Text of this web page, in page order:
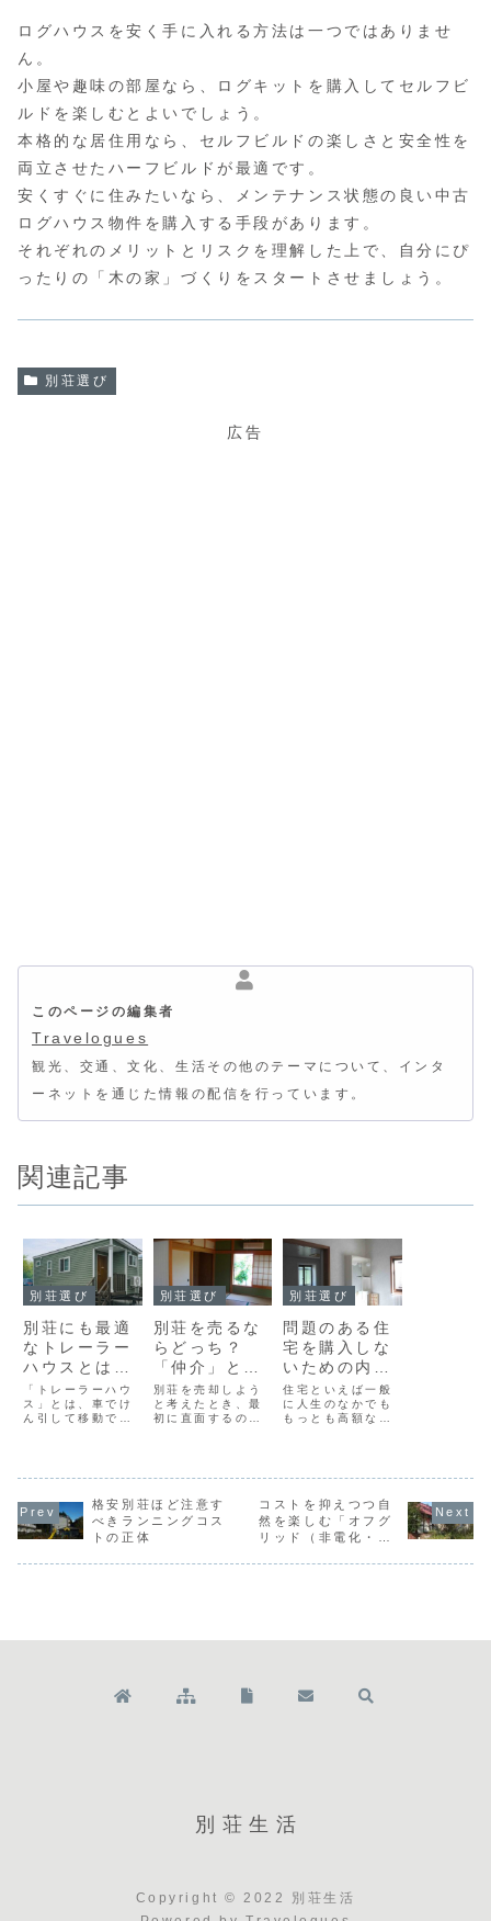
ログハウスを安く手に入れる方法は一つではありませ
ん。
小屋や趣味の部屋なら、ログキットを購入してセルフビ
ルドを楽しむとよいでしょう。
本格的な居住用なら、セルフビルドの楽しさと安全性を
両立させたハーフビルドが最適です。
安くすぐに住みたいなら、メンテナンス状態の良い中古
ログハウス物件を購入する手段があります。
それぞれのメリットとリスクを理解した上で、自分にぴ
ったりの「木の家」づくりをスタートさせましょう。
別荘選び
広告
このページの編集者
Travelogues
観光、交通、文化、生活その他のテーマについて、インタ
ーネットを通じた情報の配信を行っています。
関連記事
別荘選び
別荘にも最適
なトレーラー
ハウスとは？
そのメリッ
ト・デメリッ
ト・費用の目
「トレーラーハウ
ス」とは、車でけ
ん引して移動でき
を比較するととも
に、お試しでトレ
ーラーハウス体験
ができる滞在施設
別荘選び
別荘を売るな
らどっち？
「仲介」と
「買取」の違
いと成功の秘
訣とは
別荘を売却しよう
と考えたとき、最
初に直面するのが
的なマイホームと
は市場の動きが全
く異なります。そ
れぞれの種類ごと
別荘選び
問題のある住
宅を購入しな
いための内見
のポイント
住宅といえば一般
に人生のなかでも
もっとも高額な買
たがって、購入の
際には利便性に富
んでいるかどう
か、欠陥がないか
格安別荘ほど注意す
べきランニングコス
トの正体
コストを抑えつつ自
然を楽しむ「オフグ
リッド（非電化・非
別荘生活
Copyright © 2022 別荘生活